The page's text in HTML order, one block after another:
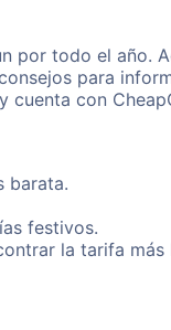
por todo el año.
para
con
barata.
festivos.
la tarifa más